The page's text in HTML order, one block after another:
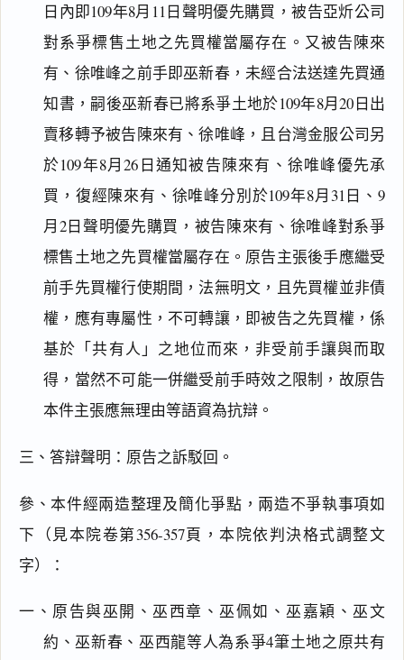
日內即109年8月11日聲明優先購買，被告亞炘公司
對系爭標售土地之先買權當屬存在。又被告陳來
有、徐唯峰之前手即巫新春，未經合法送達先買通
知書，嗣後巫新春已將系爭土地於109年8月20日出
賣移轉予被告陳來有、徐唯峰，且台灣金服公司另
於109年8月26日通知被告陳來有、徐唯峰優先承
買，復經陳來有、徐唯峰分別於109年8月31日、9
月2日聲明優先購買，被告陳來有、徐唯峰對系爭
標售土地之先買權當屬存在。原告主張後手應繼受
前手先買權行使期間，法無明文，且先買權並非債
權，應有專屬性，不可轉讓，即被告之先買權，係
基於「共有人」之地位而來，非受前手讓與而取
得，當然不可能一併繼受前手時效之限制，故原告
本件主張應無理由等語資為抗辯。
三、答辯聲明：原告之訴駁回。
參、本件經兩造整理及簡化爭點，兩造不爭執事項如
下（見本院卷第356-357頁，本院依判決格式調整文
字）：
一、原告與巫開、巫西章、巫佩如、巫嘉穎、巫文
約、巫新春、巫西龍等人為系爭4筆土地之原共有